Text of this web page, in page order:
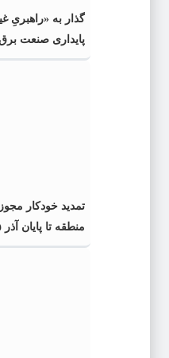
گذار به «راهبریِ
پایداری صنعت
تمدید خودکار
منطقه تا پایان آذر ۱۴۰۵